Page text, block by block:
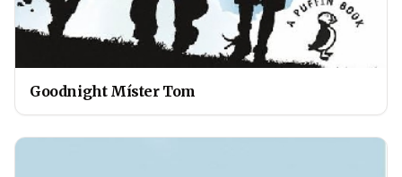
Goodnight Míster Tom